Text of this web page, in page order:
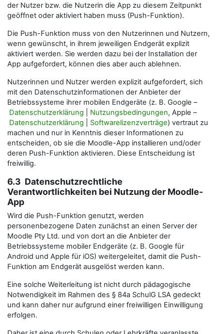
der Nutzer bzw. die Nutzerin die App zu diesem Zeitpunkt
geöffnet oder aktiviert haben muss (Push-Funktion).
Die Push-Funktion muss von den Nutzerinnen und Nutzern,
wenn gewünscht, in ihrem jeweiligen Endgerät explizit
aktiviert werden. Sie werden dazu bei der Installation der
App aufgefordert, können dies aber auch ablehnen.
Nutzerinnen und Nutzer werden explizit aufgefordert, sich
mit den Datenschutzinformationen der Anbieter der
Betriebssysteme ihrer mobilen Endgeräte (z. B. Google –
Datenschutzerklärung
Nutzungsbedingungen, Apple –
Datenschutzerklärung
Softwarelizenzverträge) vertraut zu
machen und nur in Kenntnis dieser Informationen zu
entscheiden, ob sie die Moodle-App installieren und/oder
deren Push-Funktion aktivieren. Diese Entscheidung ist
freiwillig.
6.3 Datenschutzrechtliche
Verantwortlichkeiten bei Nutzung der Moodle-
App
Wird die Push-Funktion genutzt, werden
personenbezogene Daten zunächst an einen Server der
Moodle Pty Ltd. und von dort an die Anbieter der
Betriebssysteme mobiler Endgeräte (z. B. Google für
Android und Apple für iOS) weitergeleitet, damit die Push-
Funktion am Endgerät ausgelöst werden kann.
Eine solche Weiterleitung ist nicht durch pädagogische
Notwendigkeit im Rahmen des § 84a SchulG LSA gedeckt
und kann daher nur aufgrund einer freiwilligen Einwilligung
erfolgen.